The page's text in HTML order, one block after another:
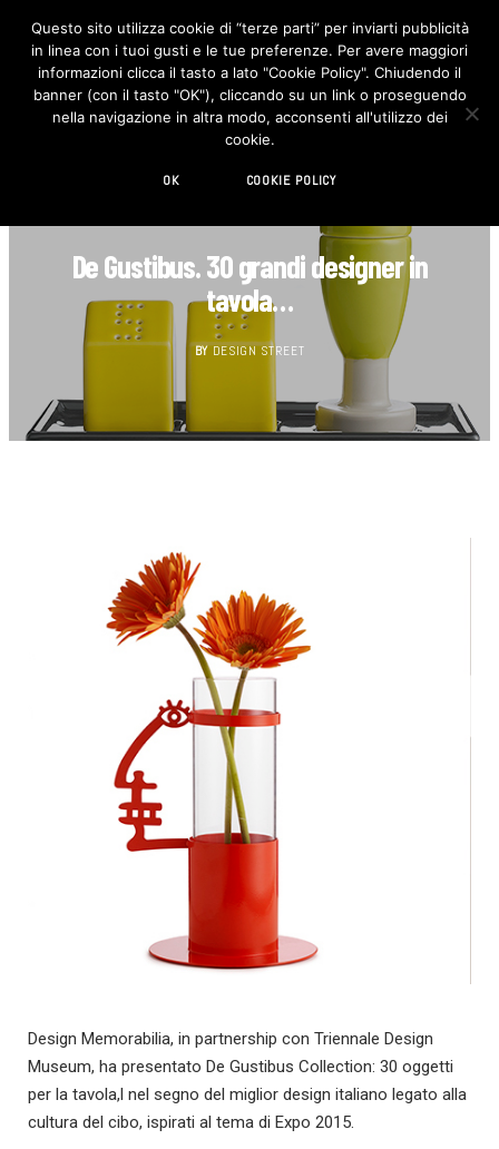
F
c
e
b
o
I
n
s
t
De Gustibus. 30 grandi designer in
tavola…
BY DESIGN STREET
Design Memorabilia, in partnership con Triennale Design
Museum, ha presentato De Gustibus Collection: 30 oggetti
per la tavola,l nel segno del miglior design italiano legato alla
cultura del cibo, ispirati al tema di Expo 2015.
Questo sito utilizza cookie di “terze parti” per inviarti pubblicità
in linea con i tuoi gusti e le tue preferenze. Per avere maggiori
informazioni clicca il tasto a lato "Cookie Policy". Chiudendo il
banner (con il tasto "OK"), cliccando su un link o proseguendo
nella navigazione in altra modo, acconsenti all'utilizzo dei
cookie.
OK COOKIE POLICY